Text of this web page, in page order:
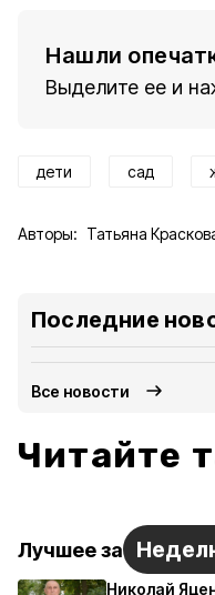
Нашли
Выделите ее и
дети сад
Авторы: Татьяна
Последние
Все новости
Читайте
Лучшее за
Николай